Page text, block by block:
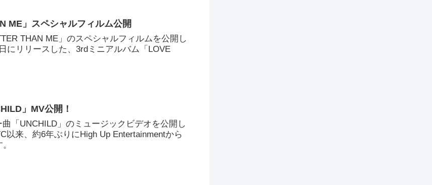
ME」スペシャルフィルム公開
THAN ME」のスペシャルフィルムを公開し
にリリースした、3rdミニアルバム「LOVE
」MV公開！
「UNCHILD」のミュージックビデオを公開し
以来、約6年ぶりにHigh Up Entertainmentから